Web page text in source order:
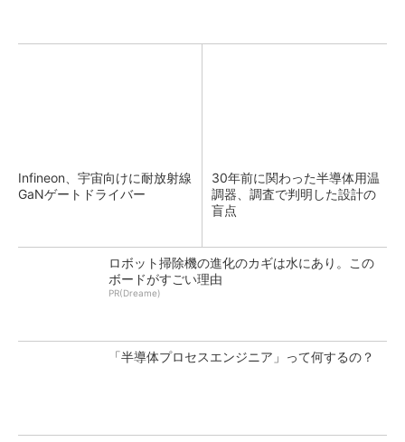
Infineon、宇宙向けに耐放射線
GaNゲートドライバー
30年前に関わった半導体用温
調器、調査で判明した設計の
盲点
ロボット掃除機の進化のカギは水にあり。この
ボードがすごい理由
PR(Dreame)
「半導体プロセスエンジニア」って何するの？